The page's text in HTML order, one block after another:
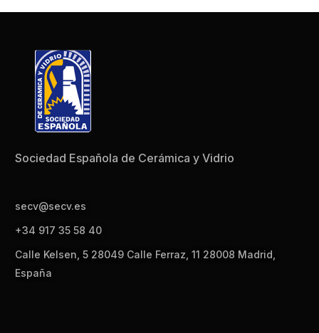
Sociedad Española de Cerámica y Vidrio
secv@secv.es
+34 917 35 58 40
Calle Kelsen, 5 28049 Calle Ferraz, 11 28008 Madrid,
España